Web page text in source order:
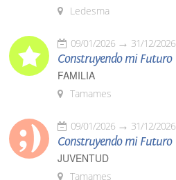
Ledesma
09/01/2026 31/12/2026
Construyendo mi Futuro
FAMILIA
Tamames
09/01/2026 31/12/2026
Construyendo mi Futuro
JUVENTUD
Tamames